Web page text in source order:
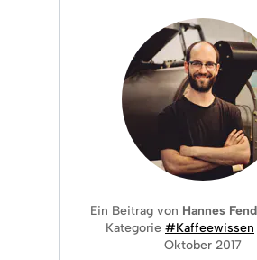
Ein Beitrag von Hannes
Kategorie #Kaffeewissen
Oktober 2017